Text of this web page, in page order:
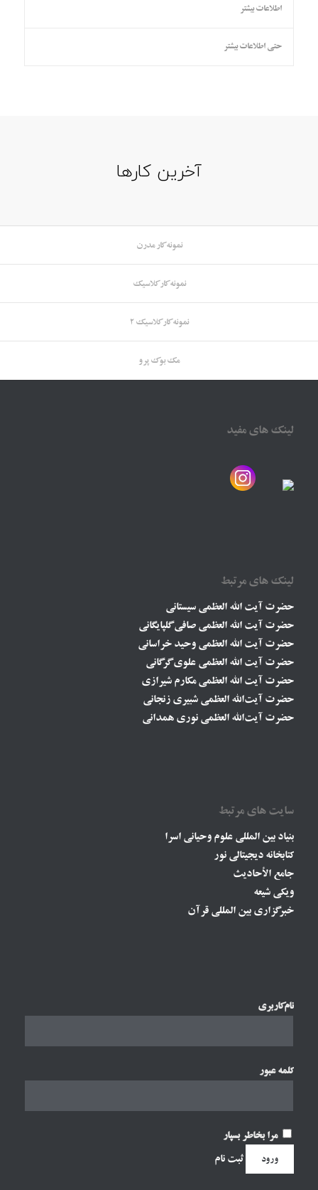
اطلاعات بیشتر
حتی اطلاعات بیشتر
آخرین کارها
نمونه کار مدرن
نمونه کار کلاسیک
نمونه کار کلاسیک 2
مک بوک پرو
لینک های مفید
لینک های مرتبط
حضرت آیت الله العظمی سیستانی
حضرت آیت الله العظمی صافی گلپایگانی
حضرت آیت الله العظمی وحید خراسانی
حضرت آیت الله العظمی علوی گرگانی
حضرت آیت الله العظمی مکارم شیرازی
حضرت آیت‌الله العظمی شبیری زنجانی
حضرت آیت‌الله العظمی نوری همدانی
سایت های مرتبط
بنیاد بین المللی علوم وحیانی اسرا
کتابخانه دیجیتالی نور
جامع الأحادیث
ویکی شیعه
خبرگزاری بین المللی قرآن
نام‌کاربری
کلمه عبور
مرا بخاطر بسپار
ثبت نام